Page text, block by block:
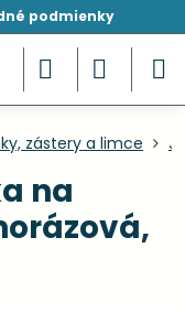
podmienky
zástery a limce
na